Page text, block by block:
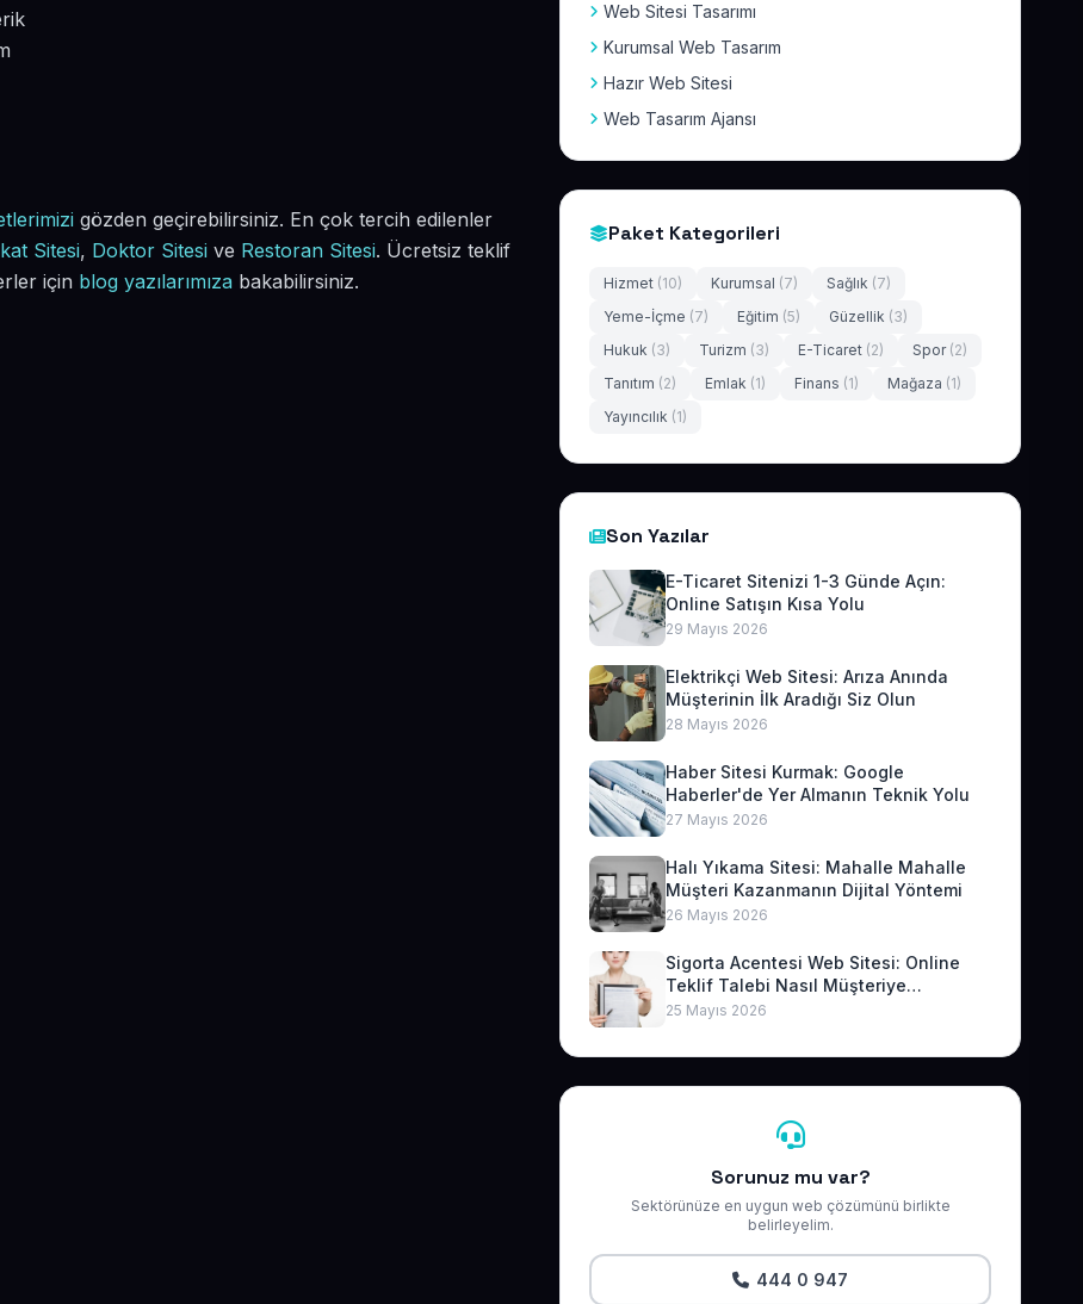
gözden geçirebilirsiniz. En çok tercih edilenler
Sitesi, Doktor Sitesi ve Restoran Sitesi. Ücretsiz teklif
için blog yazılarımıza bakabilirsiniz.
Web Sitesi Tasarımı
Kurumsal Web Tasarım
Hazır Web Sitesi
Web Tasarım Ajansı
Paket Kategorileri
Hizmet (10) Kurumsal (7) Sağlık (7)
Yeme-İçme (7) Eğitim (5) Güzellik (3)
Hukuk (3) Turizm (3) E-Ticaret (2) Spor (2)
Tanıtım (2) Emlak (1) Finans (1) Mağaza (1)
Yayıncılık (1)
Son Yazılar
E-Ticaret Sitenizi 1-3 Günde Açın:
Online Satışın Kısa Yolu
29 Mayıs 2026
Elektrikçi Web Sitesi: Arıza Anında
Müşterinin İlk Aradığı Siz Olun
28 Mayıs 2026
Haber Sitesi Kurmak: Google
Haberler'de Yer Almanın Teknik Yolu
27 Mayıs 2026
Halı Yıkama Sitesi: Mahalle Mahalle
Müşteri Kazanmanın Dijital Yöntemi
26 Mayıs 2026
Sigorta Acentesi Web Sitesi: Online
Teklif Talebi Nasıl Müşteriye
Dönüşür?
25 Mayıs 2026
Sorunuz mu var?
Sektörünüze en uygun web çözümünü birlikte
belirleyelim.
444 0 947